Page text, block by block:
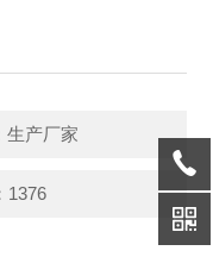
生产厂家
1376